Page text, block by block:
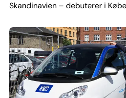
Skandinavien – debuterer i